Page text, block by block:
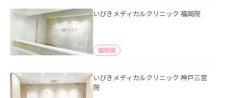
いびきメディカルクリニック 福岡院
福岡県
いびきメディカルクリニック 神戸三宮
院